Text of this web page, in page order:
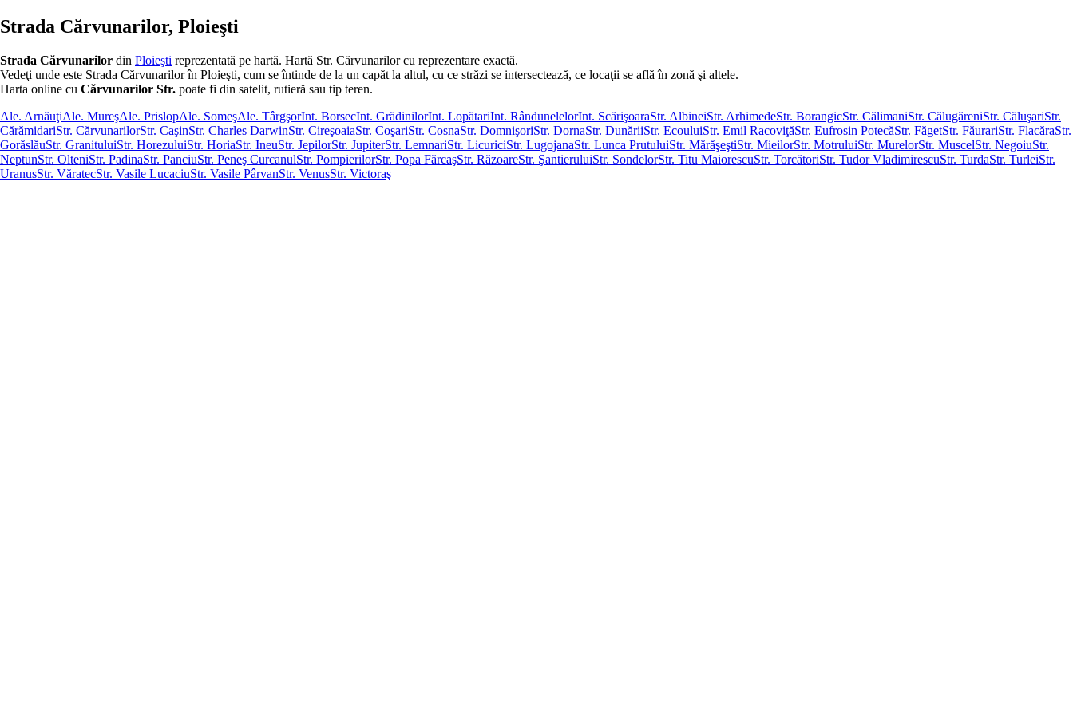
Strada Cărvunarilor, Ploieşti
Strada Cărvunarilor din Ploieşti reprezentată pe hartă. Hartă Str. Cărvunarilor cu reprezentare exactă.
Vedeţi unde este Strada Cărvunarilor în Ploieşti, cum se întinde de la un capăt la altul, cu ce străzi se intersectează, ce locaţii se află în zonă şi altele.
Harta online cu Cărvunarilor Str. poate fi din satelit, rutieră sau tip teren.
Ale. ArnăuţiAle. MureşAle. PrislopAle. SomeşAle. TârgşorInt. BorsecInt. GrădinilorInt. LopătariInt. RândunelelorInt. ScărişoaraStr. AlbineiStr. ArhimedeStr. BorangicStr. CălimaniStr. CălugăreniStr. CăluşariStr.
CărămidariStr. CărvunarilorStr. CaşinStr. Charles DarwinStr. CireşoaiaStr. CoşariStr. CosnaStr. DomnişoriStr. DornaStr. DunăriiStr. EcouluiStr. Emil RacoviţăStr. Eufrosin PotecăStr. FăgetStr. FăurariStr. FlacăraStr.
GorăslăuStr. GranituluiStr. HorezuluiStr. HoriaStr. IneuStr. JepilorStr. JupiterStr. LemnariStr. LicuriciStr. LugojanaStr. Lunca PrutuluiStr. MărăşeştiStr. MieilorStr. MotruluiStr. MurelorStr. MuscelStr. NegoiuStr.
NeptunStr. OlteniStr. PadinaStr. PanciuStr. Peneş CurcanulStr. PompierilorStr. Popa FărcaşStr. RăzoareStr. ŞantieruluiStr. SondelorStr. Titu MaiorescuStr. TorcătoriStr. Tudor VladimirescuStr. TurdaStr. TurleiStr.
UranusStr. VăratecStr. Vasile LucaciuStr. Vasile PârvanStr. VenusStr. Victoraş